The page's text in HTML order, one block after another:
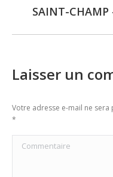
SAINT-
Laisser un
Votre adresse e-mail ne
*
Commentaire